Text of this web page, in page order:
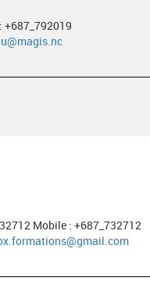
+687_792019
Mobile : +687_732712